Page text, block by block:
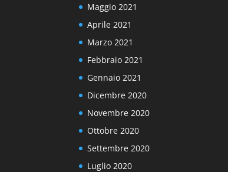
Maggio 2021
Aprile 2021
Marzo 2021
Febbraio 2021
Gennaio 2021
Dicembre 2020
Novembre 2020
Ottobre 2020
Settembre 2020
Luglio 2020